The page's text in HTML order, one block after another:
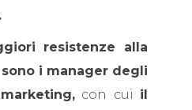
resistenze alla
i manager degli
con cui il